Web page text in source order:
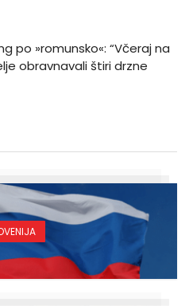
po »romunsko«: “Včeraj na
obravnavali štiri drzne